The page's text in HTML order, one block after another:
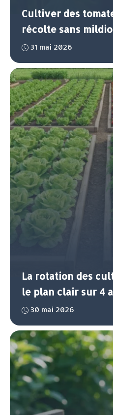
Cultiver des
récolte sans
31 mai 2026
La rotation des
le plan clair sur 4
30 mai 2026